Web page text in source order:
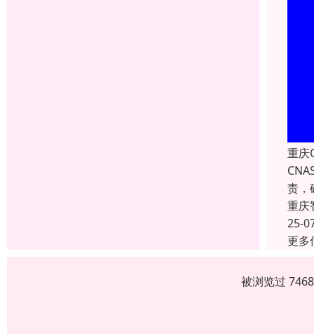
重庆
责，
重庆
25-
更多
被浏览过